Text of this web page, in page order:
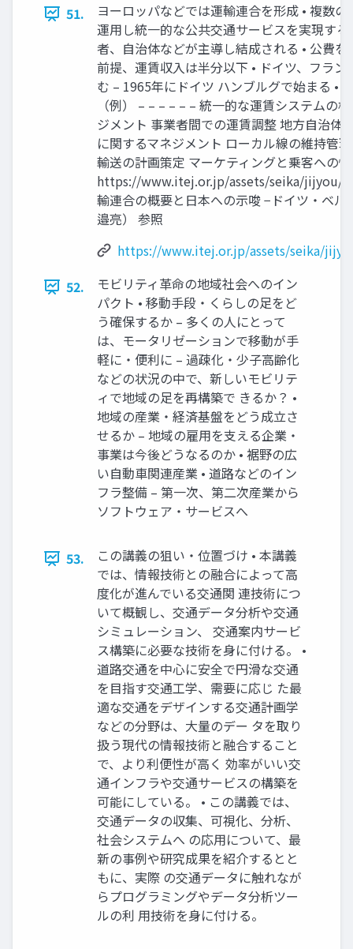
51.
ヨーロッパなどでは運輸連合を形成 • 複数
運用し統一的な公共交通サービスを実現す
者、自治体などが主導し結成される • 公費
前提、運賃収入は半分以下 • ドイツ、フラ
む – 1965年にドイツ ハンブルグで始まる •
（例） – – – – – – 統一的な運賃システムの
ジメント 事業者間での運賃調整 地方自治体
に関するマネジメント ローカル線の維持管
輸送の計画策定 マーケティングと乗客への
https://www.itej.or.jp/assets/seika/jijyou/
輸連合の概要と日本への示唆 −ドイツ・ベル
邉亮） 参照
https://www.itej.or.jp/assets/seika/
52.
モビリティ革命の地域社会へのイン
パクト • 移動手段・くらしの足をど
う確保するか – 多くの人にとって
は、モータリゼーションで移動が手
軽に・便利に – 過疎化・少子高齢化
などの状況の中で、新しいモビリテ
ィで地域の足を再構築で きるか？ •
地域の産業・経済基盤をどう成立さ
せるか – 地域の雇用を支える企業・
事業は今後どうなるのか • 裾野の広
い自動車関連産業 • 道路などのイン
フラ整備 – 第一次、第二次産業から
ソフトウェア・サービスへ
53.
この講義の狙い・位置づけ • 本講義
では、情報技術との融合によって高
度化が進んでいる交通関 連技術につ
いて概観し、交通データ分析や交通
シミュレーション、 交通案内サービ
ス構築に必要な技術を身に付ける。 •
道路交通を中心に安全で円滑な交通
を目指す交通工学、需要に応じ た最
適な交通をデザインする交通計画学
などの分野は、大量のデー タを取り
扱う現代の情報技術と融合すること
で、より利便性が高く 効率がいい交
通インフラや交通サービスの構築を
可能にしている。 • この講義では、
交通データの収集、可視化、分析、
社会システムへ の応用について、最
新の事例や研究成果を紹介するとと
もに、実際 の交通データに触れなが
らプログラミングやデータ分析ツー
ルの利 用技術を身に付ける。